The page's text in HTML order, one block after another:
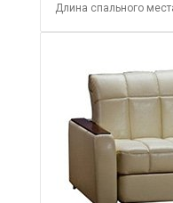
Длина спального